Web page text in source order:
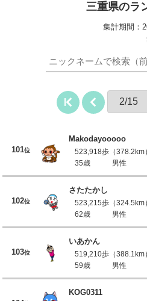
三重県のラ
集計期間：
101位
Makodayooooo
523,918歩（378.2km
35歳
男性
102位
さたたかし
523,215歩（324.5km
62歳
男性
103位
いあかん
519,210歩（388.1km
59歳
男性
KOG0311